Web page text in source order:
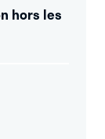
hors les